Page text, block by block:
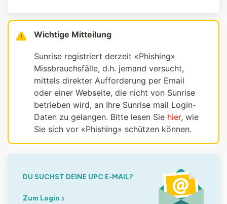
Wichtige Mitteilung
Sunrise registriert derzeit «Phishing»
Missbrauchsfälle, d.h. jemand versucht,
mittels direkter Aufforderung per Email
oder einer Webseite, die nicht von Sunrise
betrieben wird, an Ihre Sunrise mail Login-
Daten zu gelangen. Bitte lesen Sie hier, wie
Sie sich vor «Phishing» schützen können.
DU SUCHST DEINE UPC E-MAIL?
Zum Login